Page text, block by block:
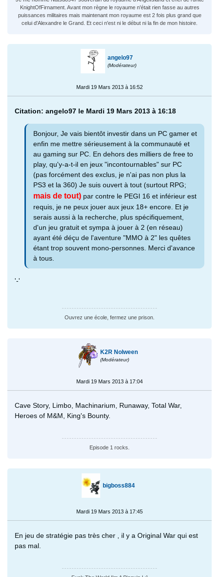
KnightOfFirnament. Avant mon règne le royaume n'était rien fasse au autres
puissances militaires mais maintenant mon royaume est 2 fois plus grand que
celui d'Alexandre le Grand. Et ceci n'est ni le début ni la fin de mon histoire.
angelo97
(Modérateur)
Mardi 19 Mars 2013 à 16:52
Citation: angelo97 le Mardi 19 Mars 2013 à 16:18
Bonjour, Je vais bientôt investir dans un PC gamer et
enfin me mettre sérieusement à la communauté et
au gaming sur PC. En dehors des milliers de free to
play, qu'y-a-t-il en jeux "incontournables" sur PC
(pas forcément des exclus, je n'ai pas non plus la
PS3 et la 360) Je suis ouvert à tout (surtout RPG;
mais de tout) par contre le PEGI 16 et inférieur est
requis, je ne peux jouer aux jeux 18+ encore. Et je
serais aussi à la recherche, plus spécifiquement,
d'un jeu gratuit et sympa à jouer à 2 (en réseau)
ayant été déçu de l'aventure "MMO à 2" les quêtes
étant trop souvent mono-personnes. Merci d'avance
à tous.
'-'
Ouvrez une école, fermez une prison.
K2R Nolween
(Modérateur)
Mardi 19 Mars 2013 à 17:04
Cave Story, Limbo, Machinarium, Runaway, Total War,
Heroes of M&M, King's Bounty.
Episode 1 rocks.
bigboss884
Mardi 19 Mars 2013 à 17:45
En jeu de stratégie pas très cher , il y a Original War qui est
pas mal.